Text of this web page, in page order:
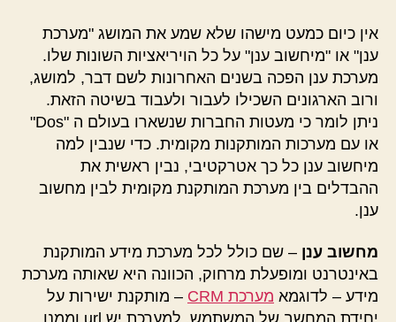
אין כיום כמעט מישהו שלא שמע את המושג "מערכת
ענן" או "מיחשוב ענן" על כל הויריאציות השונות שלו.
מערכת ענן הפכה בשנים האחרונות לשם דבר, למושג,
ורוב הארגונים השכילו לעבור ולעבוד בשיטה הזאת.
ניתן לומר כי מעטות החברות שנשארו בעולם ה "Dos"
או עם מערכות המותקנות מקומית. כדי שנבין למה
מיחשוב ענן כל כך אטרקטיבי, נבין ראשית את
ההבדלים בין מערכת המותקנת מקומית לבין מחשוב
ענן.
מחשוב ענן – שם כולל לכל מערכת מידע המותקנת
באינטרנט ומופעלת מרחוק, הכוונה היא שאותה מערכת
מידע – לדוגמא מערכת CRM
– מותקנת ישירות על